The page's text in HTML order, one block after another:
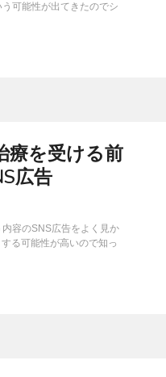
可能性が出てきたのでシ
療を受ける前
広告
容のSNS広告をよく見か
る可能性が高いので知っ